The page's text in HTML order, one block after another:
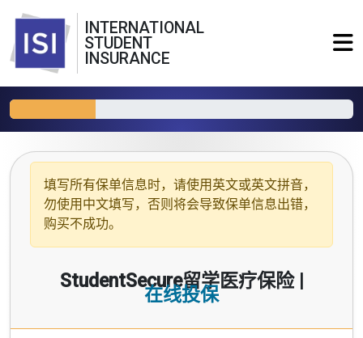
INTERNATIONAL
STUDENT
INSURANCE
填写所有保单信息时，请使用 英文或英文拼音，
勿使用中文填写，否则将会导致保单信息出错，
购买不成功。
StudentSecure留学医疗保险 |
在线投保